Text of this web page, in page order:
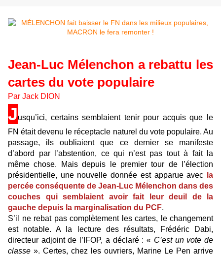
Jean-Luc Mélenchon a rebattu les
cartes du vote populaire
Par Jack DION
Jusqu’ici, certains semblaient tenir pour acquis que le
FN était devenu le réceptacle naturel du vote populaire. Au
passage, ils oubliaient que ce dernier se manifeste
d’abord par l’abstention, ce qui n’est pas tout à fait la
même chose. Mais depuis le premier tour de l’élection
présidentielle, une nouvelle donnée est apparue avec
la
percée conséquente de Jean-Luc Mélenchon dans des
couches qui semblaient avoir fait leur deuil de la
gauche depuis la marginalisation du PCF.
S’il ne rebat pas complètement les cartes, le changement
est notable. A la lecture des résultats, Frédéric Dabi,
directeur adjoint de l’IFOP, a déclaré : « C’est un vote de
classe ». Certes, chez les ouvriers, Marine Le Pen arrive